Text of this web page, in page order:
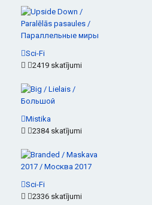
Sci-Fi
2419 skatījumi
Mistika
2384 skatījumi
Sci-Fi
2336 skatījumi